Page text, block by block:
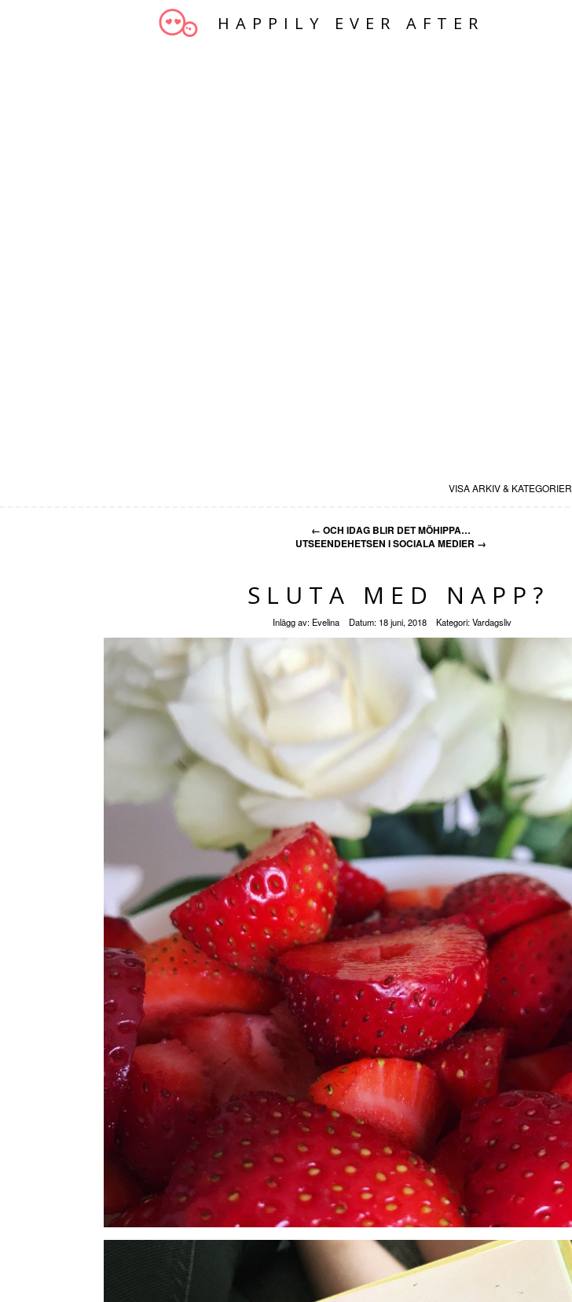
HAPPILY EVER AFTER
VISA ARKIV & KATEGORIER
← OCH IDAG BLIR DET MÖHIPPA…
UTSEENDEHETSEN I SOCIALA MEDIER →
SLUTA MED NAPP?
Inlägg av: Evelina Datum: 18 juni, 2018 Kategori:Vardagsliv